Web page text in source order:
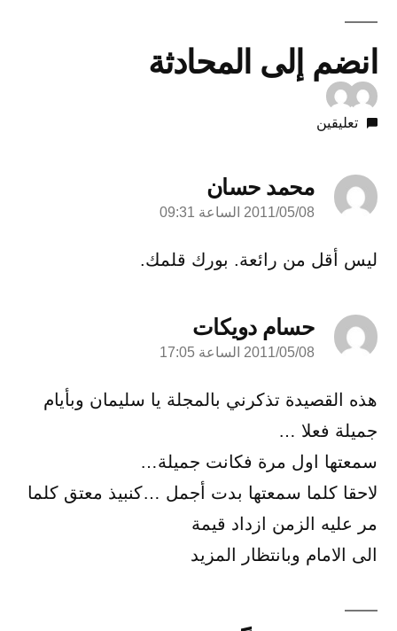
انضم إلى المحادثة
تعليقين
محمد حسان
قال:
2011/05/08 الساعة 09:31
ليس أقل من رائعة. بورك قلمك.
حسام دويكات
قال:
2011/05/08 الساعة 17:05
هذه القصيدة تذكرني بالمجلة يا سليمان وبأيام
جميلة فعلا …
سمعتها اول مرة فكانت جميلة…
لاحقا كلما سمعتها بدت أجمل …كنبيذ معتق كلما
مر عليه الزمن ازداد قيمة
الى الامام وبانتظار المزيد